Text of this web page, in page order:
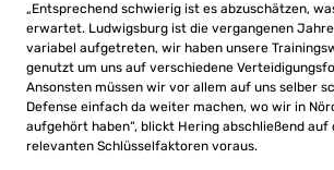
„Entsprechend schwierig ist es abzuschätzen,
erwartet. Ludwigsburg ist die vergangenen
variabel aufgetreten, wir haben unsere
genutzt um uns auf verschiedene
Ansonsten müssen wir vor allem auf uns selber
Defense einfach da weiter machen, wo wir in
aufgehört haben“, blickt Hering abschließend auf
relevanten Schlüsselfaktoren voraus.